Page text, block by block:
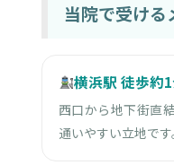
当院で受ける
横浜駅 徒歩約
西口から地下街直
通いやすい立地です